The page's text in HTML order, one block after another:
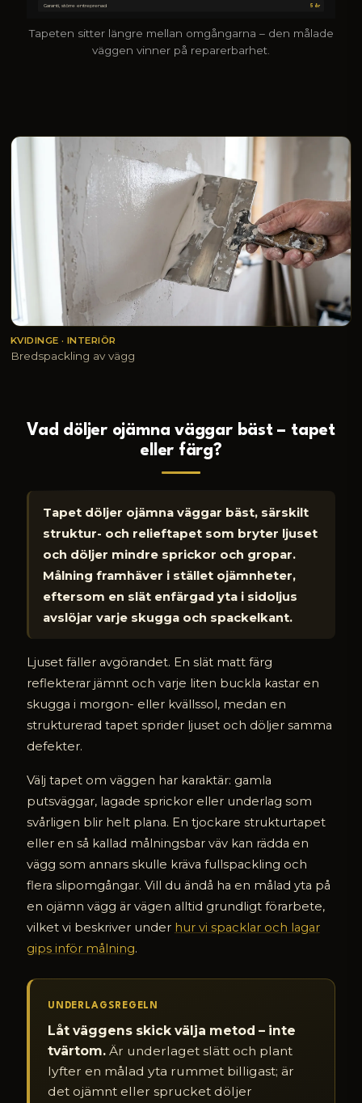
Garanti, större entreprenad 5 år
Tapeten sitter längre mellan omgångarna – den målade
väggen vinner på reparerbarhet.
KVIDINGE · INTERIÖR
Bredspackling av vägg
Vad döljer ojämna väggar bäst – tapet
eller färg?
Tapet döljer ojämna väggar bäst, särskilt
struktur- och relieftapet som bryter ljuset
och döljer mindre sprickor och gropar.
Målning framhäver i stället ojämnheter,
eftersom en slät enfärgad yta i sidoljus
avslöjar varje skugga och spackelkant.
Ljuset fäller avgörandet. En slät matt färg
reflekterar jämnt och varje liten buckla kastar en
skugga i morgon- eller kvällssol, medan en
strukturerad tapet sprider ljuset och döljer samma
defekter.
Välj tapet om väggen har karaktär: gamla
putsväggar, lagade sprickor eller underlag som
svårligen blir helt plana. En tjockare strukturtapet
eller en så kallad målningsbar väv kan rädda en
vägg som annars skulle kräva fullspackling och
flera slipomgångar. Vill du ändå ha en målad yta på
en ojämn vägg är vägen alltid grundligt förarbete,
vilket vi beskriver under hur vi spacklar och lagar
gips inför målning.
UNDERLAGSREGELN
Låt väggens skick välja metod – inte
tvärtom.Är underlaget slätt och plant
lyfter en målad yta rummet billigast; är
det ojämnt eller sprucket döljer